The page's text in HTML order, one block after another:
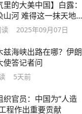
里的大美中国】白露：
山河 难得这一抹天地
读 2025年09月07日
兹海峡出路在哪？伊朗
使答记者问
5天前
织官员：中国为“人造
程作出重要贡献